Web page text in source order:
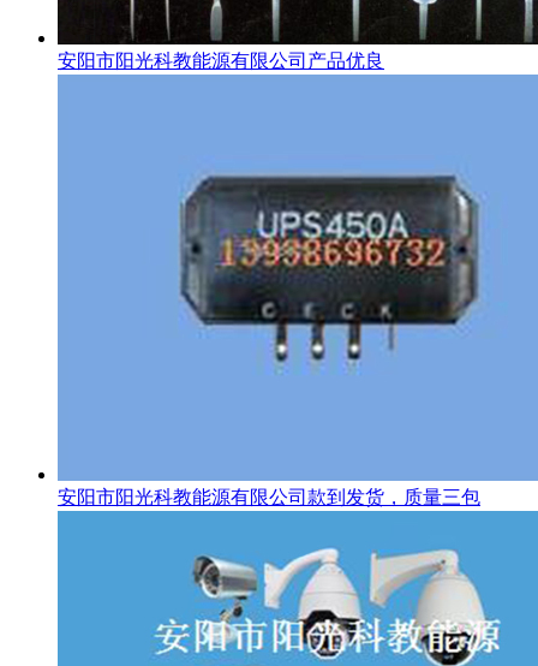
安阳市阳光科教能源有限公司产品优良
安阳市阳光科教能源有限公司款到发货，质量三包